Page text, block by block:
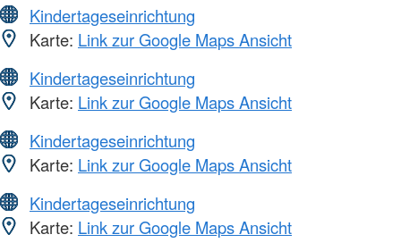
Kindertageseinrichtung
Karte: Link zur Google Maps Ansicht
Kindertageseinrichtung
Karte: Link zur Google Maps Ansicht
Kindertageseinrichtung
Karte: Link zur Google Maps Ansicht
Kindertageseinrichtung
Karte: Link zur Google Maps Ansicht